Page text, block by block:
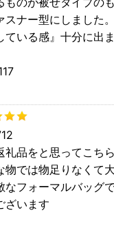
ナー型にしました。
ている感』十分に出ま
礼品をと思ってこち
物では物足りなくて
なフォーマルバッグ
ざいます